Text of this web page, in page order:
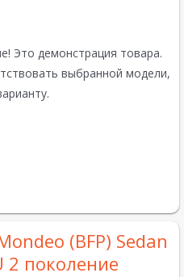
Это демонстрация товара.
выбранной модели,
(BFP) Sedan
2 поколение